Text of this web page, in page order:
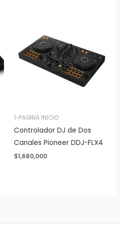
1-PAGINA INICIO
Controlador DJ de Dos
Canales Pioneer DDJ-FLX4
$1,680,000